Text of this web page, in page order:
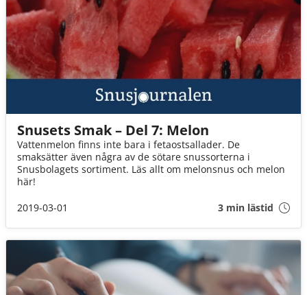
Snusets Smak – Del 7: Melon
Vattenmelon finns inte bara i fetaostsallader. De
smaksätter även några av de sötare snussorterna i
Snusbolagets sortiment. Läs allt om melonsnus och melon
här!
2019-03-01
3 min lästid